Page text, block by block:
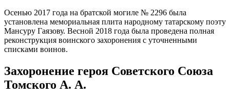
Осенью 2017 года на братской могиле № 2296 была
установлена мемориальная плита народному татарскому поэту
Мансуру Гаязову. Весной 2018 года была проведена полная
реконструкция воинского захоронения с уточненными
списками воинов.
Захоронение героя Советского Союза
Томского А. А.